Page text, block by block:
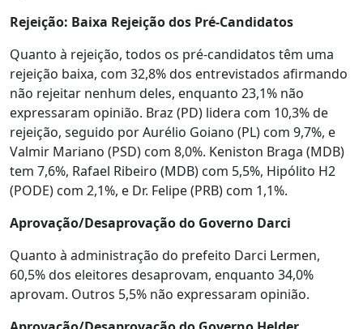
Rejeição: Baixa Rejeição dos Pré-Candidatos
Quanto à rejeição, todos os pré-candidatos têm uma
rejeição baixa, com 32,8% dos entrevistados afirmando
não rejeitar nenhum deles, enquanto 23,1% não
expressaram opinião. Braz (PD) lidera com 10,3% de
rejeição, seguido por Aurélio Goiano (PL) com 9,7%, e
Valmir Mariano (PSD) com 8,0%. Keniston Braga (MDB)
tem 7,6%, Rafael Ribeiro (MDB) com 5,5%, Hipólito H2
(PODE) com 2,1%, e Dr. Felipe (PRB) com 1,1%.
Aprovação/Desaprovação do Governo Darci
Quanto à administração do prefeito Darci Lermen,
60,5% dos eleitores desaprovam, enquanto 34,0%
aprovam. Outros 5,5% não expressaram opinião.